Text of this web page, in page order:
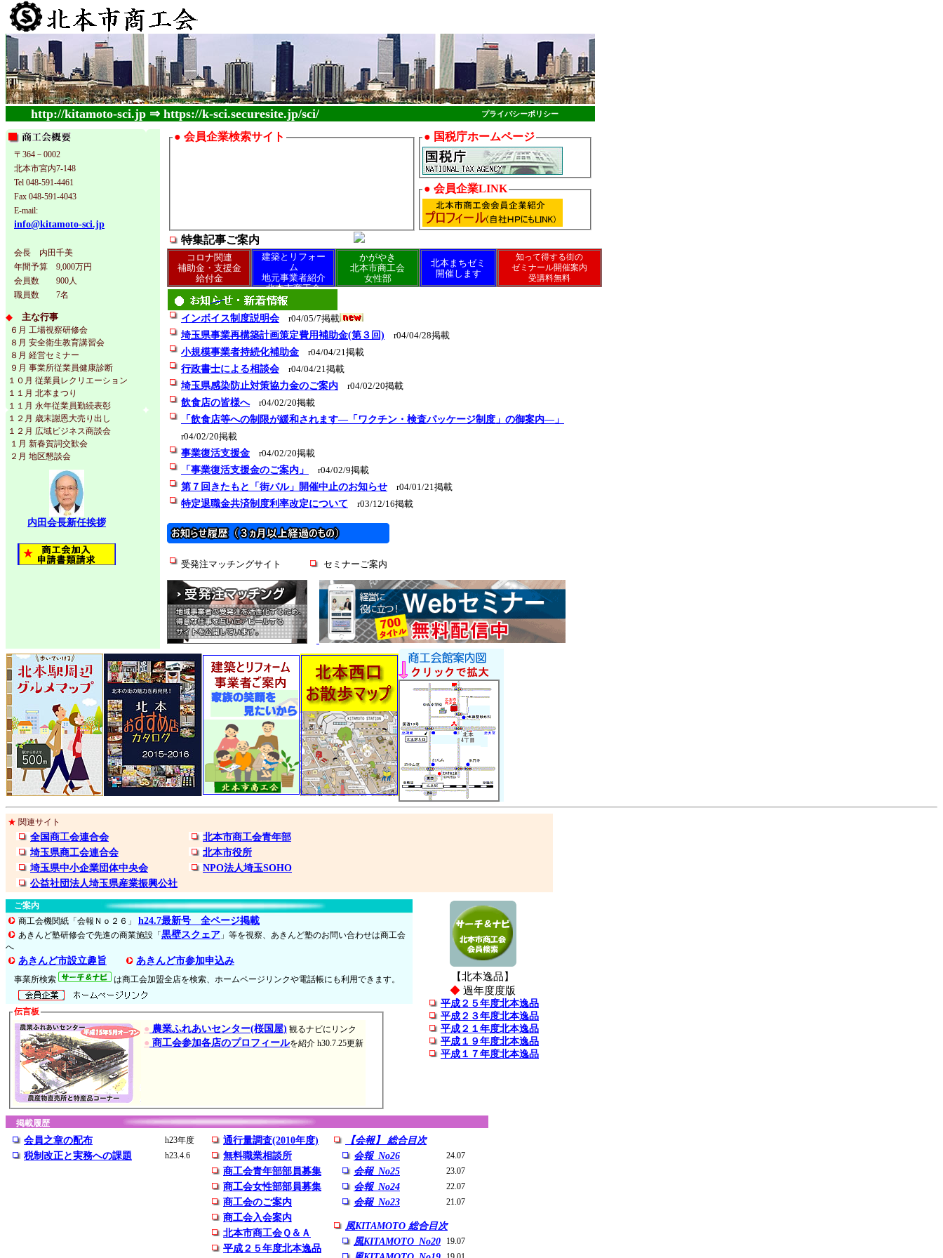
http://kitamoto-sci.jp ⇒ https://k-sci.securesite.jp/sci/ プライバシーポリシー
〒364－0002
北本市宮内7-148
Tel 048-591-4461
Fax 048-591-4043
E-mail:
info@kitamoto-sci.jp
会長 内田千美
年間予算 9,000万円
会員数 900人
職員数 7名
◆ 主な行事
６月 工場視察研修会
８月 安全衛生教育講習会
８月 経営セミナー
９月 事業所従業員健康診断
１０月 従業員レクリエーション
１１月 北本まつり
１１月 永年従業員勤続表彰
１２月 歳末謝恩大売り出し
１２月 広域ビジネス商談会
１月 新春賀詞交歓会
２月 地区懇談会
内田会長新任挨拶
● 会員企業検索サイト ● 国税庁ホームページ
● 会員企業LINK
特集記事ご案内
コロナ関連
補助金・支援金
給付金
建築とリフォー
ム
地元事業者紹介
北本市商工会
かがやき
北本市商工会
女性部
北本まちゼミ
開催します
知って得する街の
ゼミナール開催案内
受講料無料
インボイス制度説明会 r04/05/7掲載
埼玉県事業再構築計画策定費用補助金(第３回) r04/04/28掲載
小規模事業者持続化補助金 r04/04/21掲載
行政書士による相談会 r04/04/21掲載
埼玉県感染防止対策協力金のご案内 r04/02/20掲載
飲食店の皆様へr04/02/20掲載
「飲食店等への制限が緩和されます―「ワクチン・検査パッケージ制度」の御案内―」
r04/02/20掲載
事業復活支援金 r04/02/20掲載
「事業復活支援金のご案内」
r04/02/9掲載
第７回きたもと「街バル」開催中止のお知らせ r04/01/21掲載
特定退職金共済制度利率改定について r03/12/16掲載
受発注マッチングサイト セミナーご案内
★ 関連サイト
全国商工会連合会
北本市商工会青年部
埼玉県商工会連合会
北本市役所
埼玉県中小企業団体中央会
NPO法人埼玉SOHO
公益社団法人埼玉県産業振興公社
ご案内
商工会機関紙「会報Ｎｏ２６」 h24.7最新号 全ページ掲載
あきんど塾研修会で先進の商業施設「 黒壁スクェア 」等を視察、あきんど塾のお問い合わせは商工会
へ
あきんど市設立趣旨 あきんど市参加申込み
事業所検索 は商工会加盟全店を検索、ホームページリンクや電話帳にも利用できます。
伝言板
● 農業ふれあいセンター(桜国屋) 観るナビにリンク
● 商工会参加各店のプロフィールを紹介 h30.7.25更新
【北本逸品】
◆ 過年度度版
平成２５年度北本逸品
平成２３年度北本逸品
平成２１年度北本逸品
平成１９年度北本逸品
平成１７年度北本逸品
掲載履歴
会員之章の配布 h23年度
税制改正と実務への課題 h23.4.6
通行量調査(2010年度)
無料職業相談所
商工会青年部部員募集
商工会女性部部員募集
商工会のご案内
商工会入会案内
北本市商工会Ｑ＆Ａ
平成２５年度北本逸品
【会報】 総合目次
会報_No26
24.07
会報_No25 23.07
会報_No24 22.07
会報_No23 21.07
風KITAMOTO 総合目次
風KITAMOTO_No20
19.07